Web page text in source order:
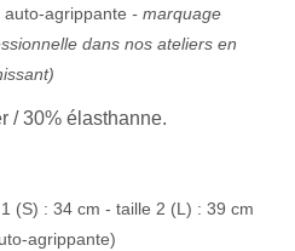
agrippante - marquage
dans nos ateliers en
/ 30% élasthanne.
(S) : 34 cm - taille 2 (L) : 39 cm
agrippante)